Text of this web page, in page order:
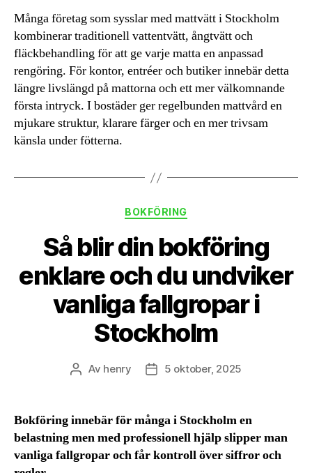
Många företag som sysslar med mattvätt i Stockholm
kombinerar traditionell vattentvätt, ångtvätt och
fläckbehandling för att ge varje matta en anpassad
rengöring. För kontor, entréer och butiker innebär detta
längre livslängd på mattorna och ett mer välkomnande
första intryck. I bostäder ger regelbunden mattvård en
mjukare struktur, klarare färger och en mer trivsam
känsla under fötterna.
Kategorier
BOKFÖRING
Så blir din bokföring
enklare och du undviker
vanliga fallgropar i
Stockholm
Inläggsförfattare
Av henry Inläggsdatum
5 oktober, 2025
Bokföring innebär för många i Stockholm en
belastning men med professionell hjälp slipper man
vanliga fallgropar och får kontroll över siffror och